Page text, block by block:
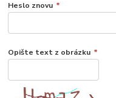
Heslo znovu *
Opište text z obrázku *